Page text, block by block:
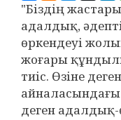
"Біздің
адалдық,
өркендеуі
жоғары
тиіс. Өзіне
деген